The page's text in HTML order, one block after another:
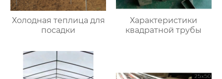
Холодная теплица для
посадки
Характеристики
квадратной трубы